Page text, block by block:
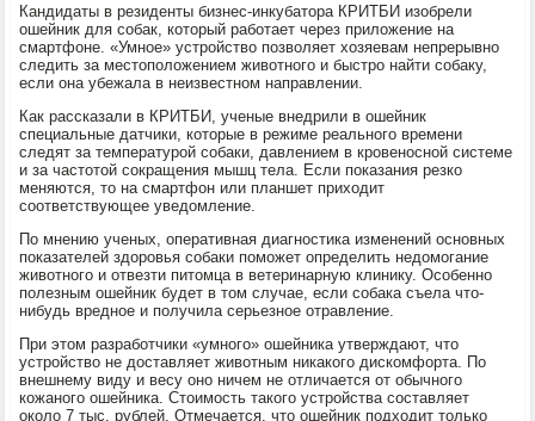
Кандидаты в резиденты бизнес-инкубатора КРИТБИ изобрели
ошейник для собак, который работает через приложение на
смартфоне. «Умное» устройство позволяет хозяевам непрерывно
следить за местоположением животного и быстро найти собаку,
если она убежала в неизвестном направлении.
Как рассказали в КРИТБИ, ученые внедрили в ошейник
специальные датчики, которые в режиме реального времени
следят за температурой собаки, давлением в кровеносной системе
и за частотой сокращения мышц тела. Если показания резко
меняются, то на смартфон или планшет приходит
соответствующее уведомление.
По мнению ученых, оперативная диагностика изменений основных
показателей здоровья собаки поможет определить недомогание
животного и отвезти питомца в ветеринарную клинику. Особенно
полезным ошейник будет в том случае, если собака съела что-
нибудь вредное и получила серьезное отравление.
При этом разработчики «умного» ошейника утверждают, что
устройство не доставляет животным никакого дискомфорта. По
внешнему виду и весу оно ничем не отличается от обычного
кожаного ошейника. Стоимость такого устройства составляет
около 7 тыс. рублей. Отмечается, что ошейник подходит только